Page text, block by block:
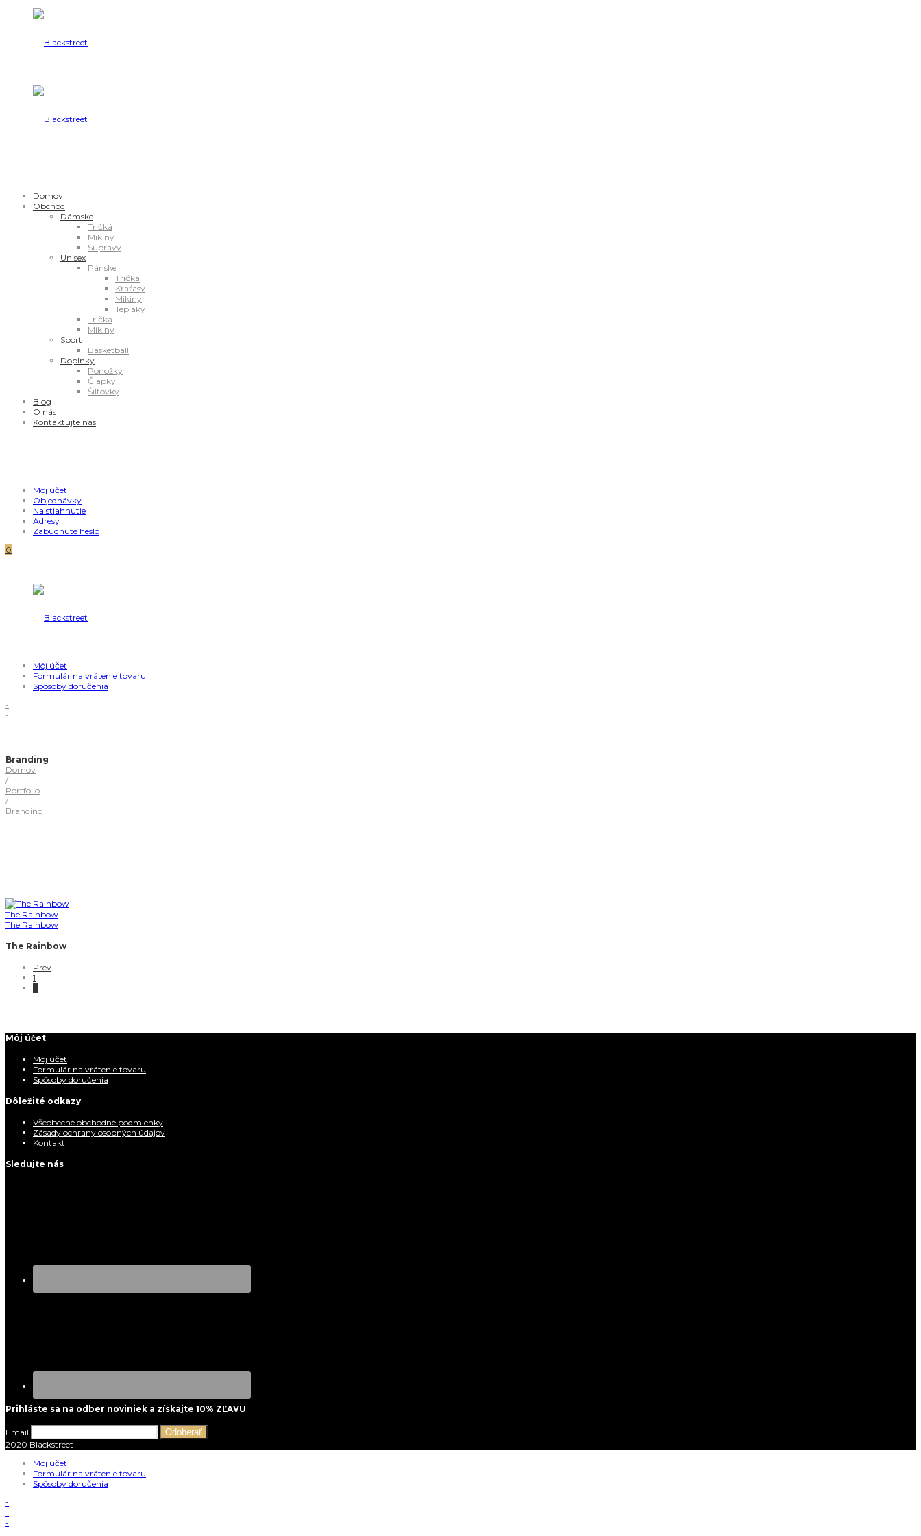
Domov
Obchod
Dámske
Tričká
Mikiny
Súpravy
Unisex
Pánske
Tričká
Kraťasy
Mikiny
Tepláky
Tričká
Mikiny
Sport
Basketball
Doplnky
Ponožky
Čiapky
Šiltovky
Blog
O nás
Kontaktujte nás
Môj účet
Objednávky
Na stiahnutie
Adresy
Zabudnuté heslo
0
Môj účet
Formulár na vrátenie tovaru
Spôsoby doručenia
-
-
Branding
Domov
/
Portfolio
/
Branding
The Rainbow
The Rainbow
The Rainbow
Prev
1
Môj účet
Môj účet
Formulár na vrátenie tovaru
Spôsoby doručenia
Dôležité odkazy
Všeobecné obchodné podmienky
Zásady ochrany osobných údajov
Kontakt
Sledujte nás
Prihláste sa na odber noviniek a získajte 10% ZĽAVU
Email
Odoberať
2020 Blackstreet
Môj účet
Formulár na vrátenie tovaru
Spôsoby doručenia
-
-
-